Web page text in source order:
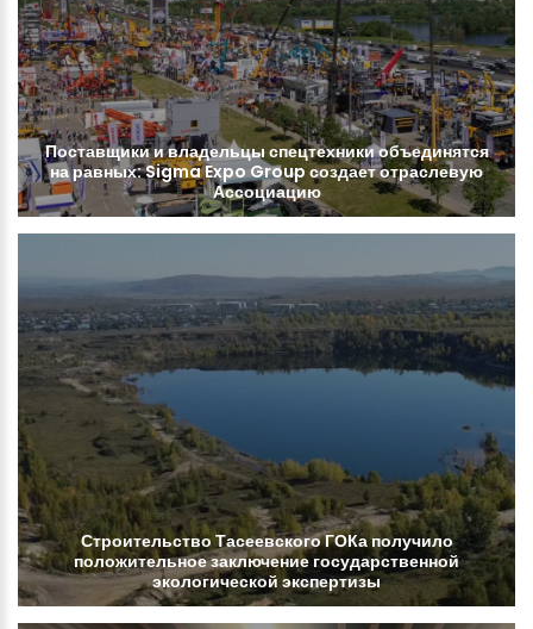
Поставщикиивладельцы спецтехникиобъединятся
наравных:SigmaExpo Group создаетотраслевую
Ассоциацию
СтроительствоТасеевскогоГОКаполучило
положительноезаключение государственной
экологической экспертизы